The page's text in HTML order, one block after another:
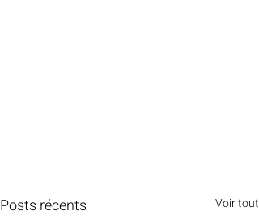
Posts récents Voir tout